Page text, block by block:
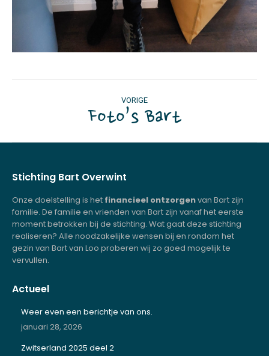
navigatie
VORIGE
Vorig
Foto’s Bart
Stichting Bart Overwint
Onze doelstelling is het financieel ontzorgenvan Bart zijn
familie. De familie en vrienden van Bart zijn vanaf het eerste
moment betrokken bij de stichting. Wat gaat deze stichting
realiseren? Alle noodzakelijke wensen bij en rondom het
gezin van Bart van Loo proberen wij zo goed mogelijk te
vervullen.
Actueel
Weer even een berichtje van ons.
januari 28, 2026
Zwitserland 2025 deel 2